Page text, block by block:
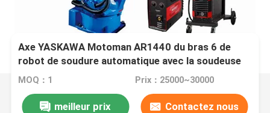
Axe YASKAWA Motoman AR1440 du bras 6 de
robot de soudure automatique avec la soudeuse
RD350S pour le robot de soudure de /Mig d'arc
MOQ：1 Prix：25000~30000
meilleur prix Contactez nous